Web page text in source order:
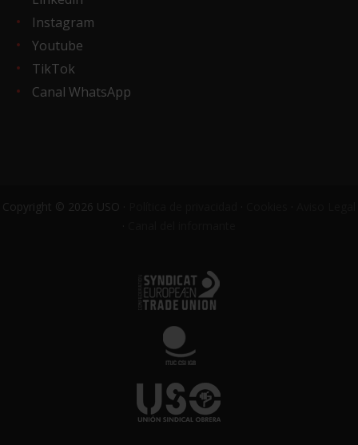
Instagram
Youtube
TikTok
Canal WhatsApp
Copyright © 2026 USO ·